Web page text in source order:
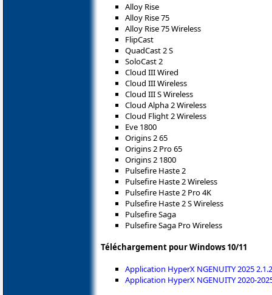
Alloy Rise
Alloy Rise 75
Alloy Rise 75 Wireless
FlipCast
QuadCast 2 S
SoloCast 2
Cloud III Wired
Cloud III Wireless
Cloud III S Wireless
Cloud Alpha 2 Wireless
Cloud Flight 2 Wireless
Eve 1800
Origins 2 65
Origins 2 Pro 65
Origins 2 1800
Pulsefire Haste 2
Pulsefire Haste 2 Wireless
Pulsefire Haste 2 Pro 4K
Pulsefire Haste 2 S Wireless
Pulsefire Saga
Pulsefire Saga Pro Wireless
Téléchargement pour Windows 10/11
Application HyperX NGENUITY 2025 2.1.2
Application HyperX NGENUITY 2020-